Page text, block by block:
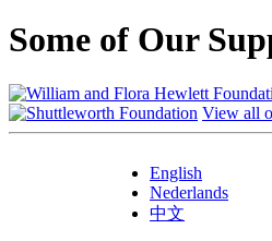
Some of Our
View all
English
Nederlands
中文